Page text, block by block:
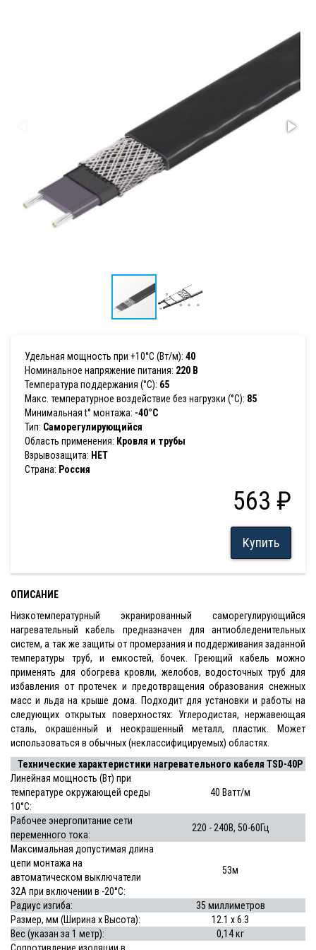
Удельная мощность при +10°С (Вт/м): 40
Номинальное напряжение питания: 220 В
Температура поддержания (°С): 65
Макс. температурное воздействие без нагрузки (°С): 85
Минимальная t° монтажа: -40°С
Тип: Саморегулирующийся
Область применения: Кровля и трубы
Взрывозащита: НЕТ
Страна: Россия
563 ₽
Купить
ОПИСАНИЕ
Низкотемпературный экранированный саморегулирующийся
нагревательный кабель предназначен для антиобледенительных
систем, а так же защиты от промерзания и поддерживания заданной
температуры труб, и емкостей, бочек. Греющий кабель можно
применять для обогрева кровли, желобов, водосточных труб для
избавления от протечек и предотвращения образования снежных
масс и льда на крыше дома. Подходит для установки и работы на
следующих открытых поверхностях: Углеродистая, нержавеющая
сталь, окрашенный и неокрашенный металл, пластик. Может
использоваться в обычных (неклассифицируемых) областях.
Технические характеристики нагревательного кабеля TSD-40P
Линейная мощность (Вт) при
температуре окружающей среды
10°С:
40 Ватт/м
Рабочее энергопитание сети
переменного тока:
220 - 240В, 50-60Гц
Максимальная допустимая длина
цепи монтажа на
автоматическом выключатели
32А при включении в -20°С:
53м
Радиус изгиба:
35 миллиметров
Размер, мм (Ширина x Высота):
12.1 x 6.3
Вес (указан за 1 метр):
0,14 кг